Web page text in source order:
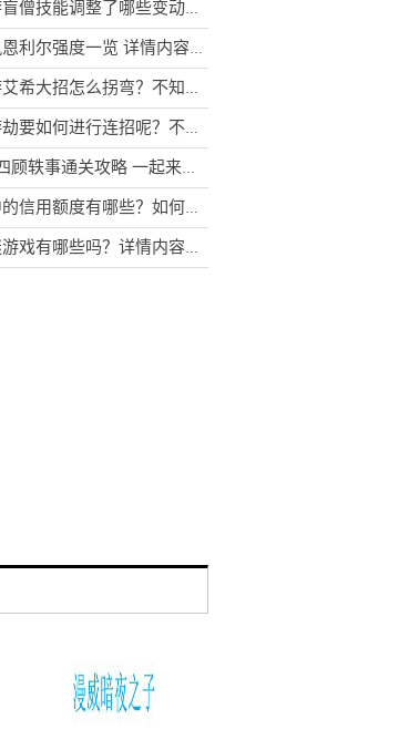
《英雄联盟》手游盲僧技能调整了哪些变动呢？调整内容快来看看吧！
《深空之眼》沐风恩利尔强度一览 详情内容快来了解一下！
《英雄联盟》手游艾希大招怎么拐弯？不知道的玩家快来看看吧！
《英雄联盟》手游劫要如何进行连招呢？不知道的玩家快来看看吧！
《不良人3》拔剑四顾轶事通关攻略 一起来看看吧！
《非匿名指令》中的信用额度有哪些？如何获取？
你知道火爆的解谜游戏有哪些吗？详情内容不容错过呦！